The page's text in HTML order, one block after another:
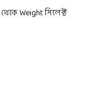
থেকে Weight সিলেক্ট